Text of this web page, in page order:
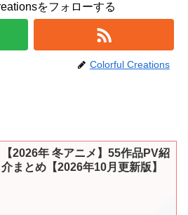
をフォローする
Colorful Creations
【2026年 冬アニメ】55作品PV紹
介まとめ【2026年10月更新版】